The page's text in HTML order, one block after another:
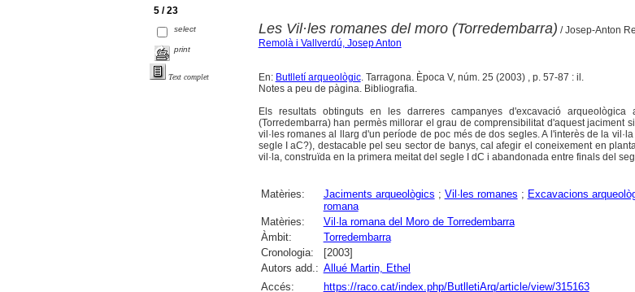
5 / 23
select
print
Text complet
Les Vil·les romanes del moro (Torredembarra) / Josep-Anton
Remolà i Vallverdú, Josep Anton
En: Butlletí arqueològic. Tarragona. Època V, núm. 25 (2003) , p. 57-87 : il.
Notes a peu de pàgina. Bibliografia.
Els resultats obtinguts en les darreres campanyes d'excavació
(Torredembarra) han permès millorar el grau de comprensibilitat d'aquest jaciment
vil·les romanes al llarg d'un període de poc més de dos segles. A l'interès de la
segle I aC?), destacable pel seu sector de banys, cal afegir el coneixement en
vil·la, construïda en la primera meitat del segle I dC i abandonada entre finals del
Matèries: Jaciments arqueològics ; Vil·les romanes ; Excavacions
romana
Matèries:
Vil·la romana del Moro de Torredembarra
Àmbit:
Torredembarra
Cronologia:
[2003]
Autors add.: Allué Martin, Ethel
Accés:
https://raco.cat/index.php/ButlletiArq/article/view/315163